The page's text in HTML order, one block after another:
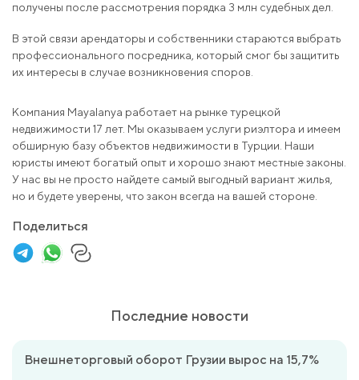
получены после рассмотрения порядка 3 млн судебных дел.
В этой связи арендаторы и собственники стараются выбрать
профессионального посредника, который смог бы защитить
их интересы в случае возникновения споров.
Компания Mayalanya работает на рынке турецкой
недвижимости 17 лет. Мы оказываем услуги риэлтора и имеем
обширную базу объектов недвижимости в Турции. Наши
юристы имеют богатый опыт и хорошо знают местные законы.
У нас вы не просто найдете самый выгодный вариант жилья,
но и будете уверены, что закон всегда на вашей стороне.
Поделиться
Последние новости
Внешнеторговый оборот Грузии вырос на 15,7%